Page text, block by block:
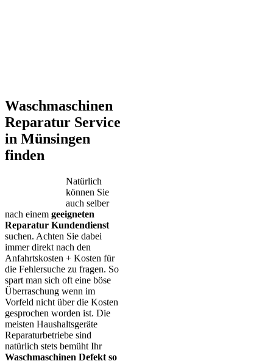
Waschmaschinen
Reparatur Service
in Münsingen
finden
Natürlich
können Sie
auch selber
nach einem geeigneten
Reparatur Kundendienst
suchen. Achten Sie dabei
immer direkt nach den
Anfahrtskosten + Kosten für
die Fehlersuche zu fragen. So
spart man sich oft eine böse
Überraschung wenn im
Vorfeld nicht über die Kosten
gesprochen worden ist. Die
meisten Haushaltsgeräte
Reparaturbetriebe sind
natürlich stets bemüht Ihr
Waschmaschinen Defekt so